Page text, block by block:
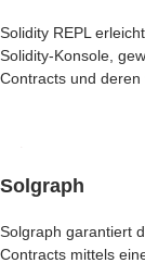
Solidity REPL
Solidity-Konsole,
Contracts und
Solgraph
Solgraph garantiert
Contracts mittels